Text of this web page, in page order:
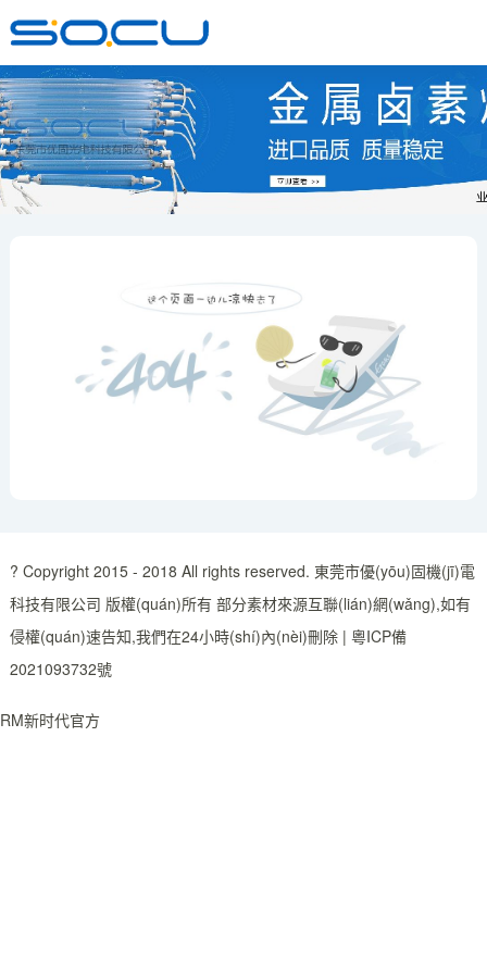
? Copyright 2015 - 2018 All rights reserved. 東莞市優(yōu)固機(jī)電
科技有限公司 版權(quán)所有 部分素材來源互聯(lián)網(wǎng),如有
侵權(quán)速告知,我們在24小時(shí)內(nèi)刪除 | 粵ICP備
2021093732號
RM新时代官方